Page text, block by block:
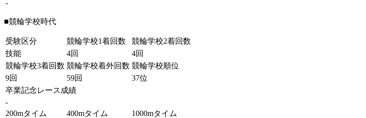
-
■競輪学校時代
受験区分 競輪学校1着回数
競輪学校2着回数
技能
4回
4回
競輪学校3着回数 競輪学校着外回数 競輪学校順位
9回
59回
37位
卒業記念レース成績
-
200mタイム
400mタイム
1000mタイム